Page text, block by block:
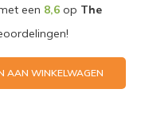
een 8,6op The
AAN WINKELWAGEN